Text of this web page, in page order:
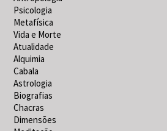
Psicologia
Metafísica
Vida e Morte
Atualidade
Alquimia
Cabala
Astrologia
Biografias
Chacras
Dimensões